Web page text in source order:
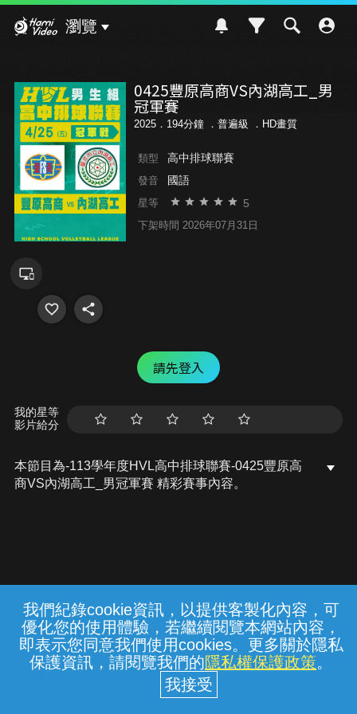
我們紀錄cookie資訊，以提供客製化內容，可
優化您的使用體驗，若繼續閱覽本網站內容，
即表示您同意我們使用cookies。更多關於隱私
保護資訊，請閱覽我們的隱私權保護政策。
瀏覽
0425豐原高商VS內湖高工_男
冠軍賽
2025．194分鐘 ． 普遍級 ．HD畫質
類型 高中排球聯賽
發音 國語
星等 5
下架時間 2026年07月31日
請先登入
我的星等
影片給分
本節目為-113學年度HVL高中排球聯賽-0425豐原高
商VS內湖高工_男冠軍賽 精彩賽事內容。
常見問題 線上客服 服務條款 隱私權保護
中華電信股份有限公司個人家庭分公司
(統一編號：96979949) © 2026
{{notifyMsg}}